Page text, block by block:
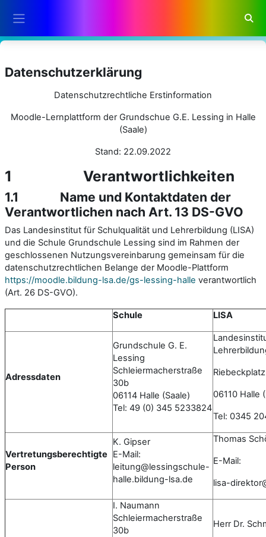
Datenschutzerklärung
Datenschutzrechtliche Erstinformation
Moodle-Lernplattform der Grundschue G.E. Lessing in Halle
(Saale)
Stand: 22.09.2022
1 Verantwortlichkeiten
1.1 Name und Kontaktdaten der
Verantwortlichen nach Art. 13 DS-GVO
Das Landesinstitut für Schulqualität und Lehrerbildung (LISA)
und die Schule Grundschule Lessing sind im Rahmen der
geschlossenen Nutzungsvereinbarung gemeinsam für die
datenschutzrechtlichen Belange der Moodle-Plattform
https://moodle.bildung-lsa.de/gs-lessing-halle verantwortlich
(Art. 26 DS-GVO).
Schule LISA
Adressdaten
Grundschule G. E.
Lessing
Schleiermacherstraße
30b
06114 Halle (Saale)
Tel: 49 (0) 345 5233824
06110 Halle
Tel: 0345
Vertretungsberechtigte
Person
K. Gipser
E-Mail:
leitung@lessingschule-
halle.bildung-lsa.de
Thomas
E-Mail:
lisa-
I. Naumann
Schleiermacherstraße
30b
Herr Dr.